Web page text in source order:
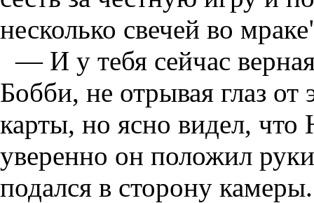
несколько свечей во
— И у тебя сейчас
Бобби, не отрывая глаз от
карты, но ясно видел,
уверенно он положил
подался в сторону камеры.